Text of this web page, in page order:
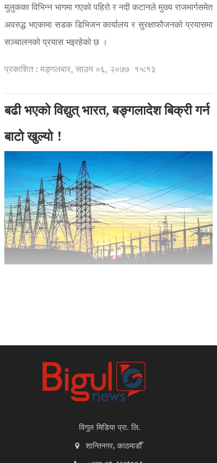
मुलुकका विभिन्न भागमा गएको पहिरो र नदी कटानले मुख्य राजमार्गसमेत
अवरुद्ध भएकामा सडक डिभिजन कार्यालय र सुरक्षाफौजनको प्रयासमा
सञ्चालनको प्रयास भइरहेको छ ।
प्रकाशित : मङ्गलबार, साउन ०६, २०७७ १५:१३
बढी भएको विद्युत् भारत, बङ्गलादेश बिक्री गर्न
बाटो खुल्यो !
विगुल मिडिया प्रा. लि.
शान्तिनगर, काठमाडौँ